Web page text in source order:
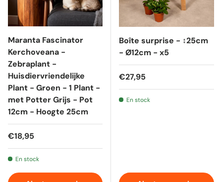
Maranta Fascinator
Kerchoveana -
Zebraplant -
Huisdiervriendelijke
Plant - Groen - 1 Plant -
met Potter Grijs - Pot
12cm - Hoogte 25cm
Prix habituel
€18,95
En stock
Boîte surprise - ↕25cm
- Ø12cm - x5
Prix habituel
€27,95
En stock